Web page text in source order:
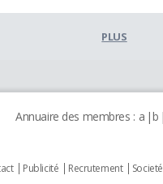
PLUS
Annuaire des membres : a b
Publicité Recrutement Societé